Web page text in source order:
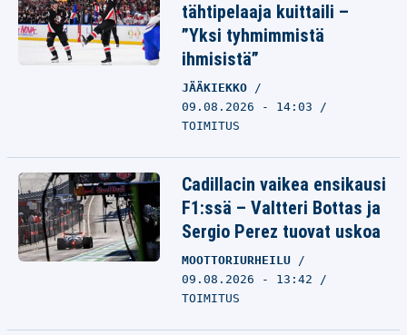
tähtipelaaja kuittaili –
”Yksi tyhmimmistä
ihmisistä”
JÄÄKIEKKO
09.08.2026 - 14:03
TOIMITUS
Cadillacin vaikea ensikausi
F1:ssä – Valtteri Bottas ja
Sergio Perez tuovat uskoa
MOOTTORIURHEILU
09.08.2026 - 13:42
TOIMITUS